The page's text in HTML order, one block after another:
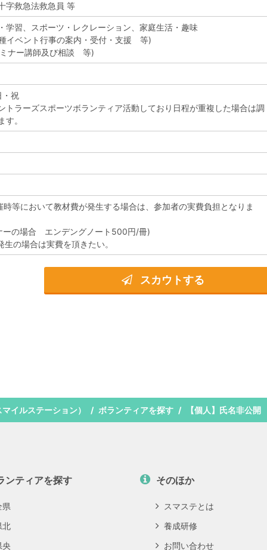
救急法救急員 等
学習、スポーツ・レクレーション、家庭生活・趣味
イベント行事の案内・受付・支援 等)
ナー講師及び相談 等)
・祝
トラーズスポーツボランティア活動しており日程が重複した場合は調
す。
時等において教材費が発生する場合は、参加者の実費負担となりま
ーの場合 エンデングノート500円/冊)
生の場合は実費を頂きたい。
スカウトする
イルステーション） ボランティアを探す 【個人】氏名非公開
ンティアを探す
県
北
央
そのほか
スマステとは
養成研修
お問い合わせ